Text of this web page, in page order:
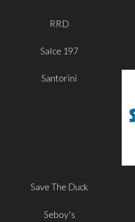
RRD
Salce 197
Santorini
Save The Duck
Seboy's